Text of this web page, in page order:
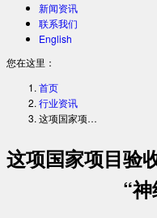
新闻资讯
联系我们
English
您在这里：
首页
行业资讯
这项国家项…
这项国家项目验
“神